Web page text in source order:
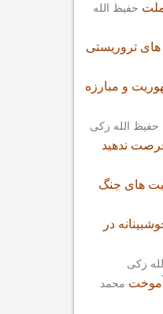
حفیظ الله
های تروریستی
و مبارزه
حفیظ الله زکی
فرصت ندهید
های جنگ
در
زکی
محمد